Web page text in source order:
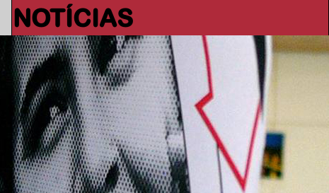
NOTÍCIAS